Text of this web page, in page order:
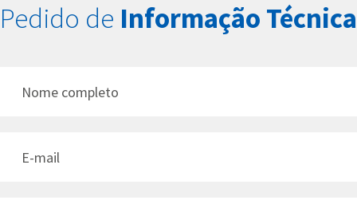
Pedido de Informação Técnica